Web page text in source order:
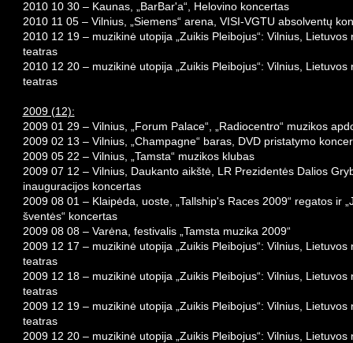
2010 10 30 – Kaunas, „BarBar'a“, Helovino koncertas
2010 11 05 – Vilnius, „Siemens“ arena, VISI-VGTU absolventų
2010 12 19 – muzikinė utopija „Zuikis Pleibojus“: Vilnius, Lietuvos
teatras
2010 12 20 – muzikinė utopija „Zuikis Pleibojus“: Vilnius, Lietuvos
teatras
2009 (12):
2009 01 29 – Vilnius, „Forum Palace“, „Radiocentro“ muzikos
2009 02 13 – Vilnius, „Champagne“ baras, DVD pristatymo
2009 05 22 – Vilnius, „Tamsta“ muzikos klubas
2009 07 12 – Vilnius, Daukanto aikštė, LR Prezidentės Dalios
inauguracijos koncertas
2009 08 01 – Klaipėda, uoste, „Tallship's Races 2009“ regatos ir
šventės“ koncertas
2009 08 08 – Varėna, festivalis „Tamsta muzika 2009“
2009 12 17 – muzikinė utopija „Zuikis Pleibojus“: Vilnius, Lietuvos
teatras
2009 12 18 – muzikinė utopija „Zuikis Pleibojus“: Vilnius, Lietuvos
teatras
2009 12 19 – muzikinė utopija „Zuikis Pleibojus“: Vilnius, Lietuvos
teatras
2009 12 20 – muzikinė utopija „Zuikis Pleibojus“: Vilnius, Lietuvos